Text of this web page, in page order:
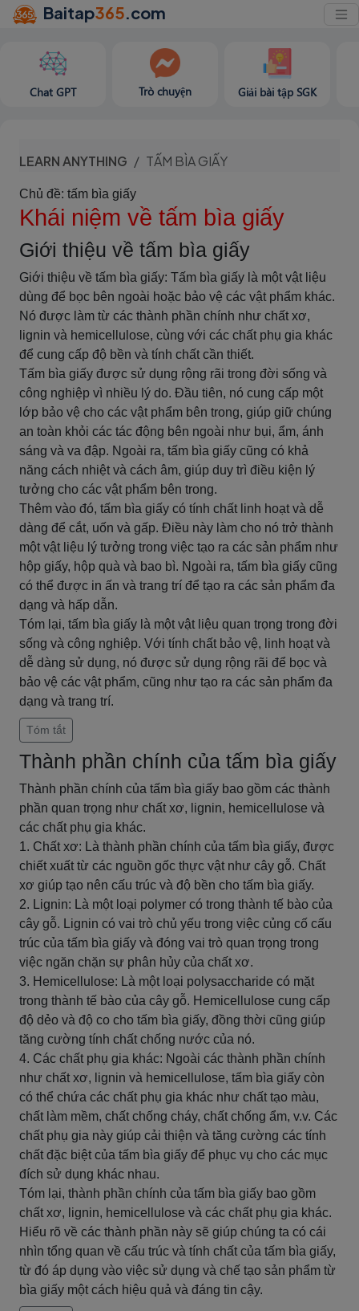
Baitap365.com
Chat GPT Trò chuyện Giải bài tập SGK
LEARN ANYTHING TẤM BÌA GIẤY
Chủ đề: tấm bìa giấy
Khái niệm về tấm bìa giấy
Giới thiệu về tấm bìa giấy
Giới thiệu về tấm bìa giấy: Tấm bìa giấy là một vật liệu
dùng để bọc bên ngoài hoặc bảo vệ các vật phẩm khác.
Nó được làm từ các thành phần chính như chất xơ,
lignin và hemicellulose, cùng với các chất phụ gia khác
để cung cấp độ bền và tính chất cần thiết.
Tấm bìa giấy được sử dụng rộng rãi trong đời sống và
công nghiệp vì nhiều lý do. Đầu tiên, nó cung cấp một
lớp bảo vệ cho các vật phẩm bên trong, giúp giữ chúng
an toàn khỏi các tác động bên ngoài như bụi, ẩm, ánh
sáng và va đập. Ngoài ra, tấm bìa giấy cũng có khả
năng cách nhiệt và cách âm, giúp duy trì điều kiện lý
tưởng cho các vật phẩm bên trong.
Thêm vào đó, tấm bìa giấy có tính chất linh hoạt và dễ
dàng để cắt, uốn và gấp. Điều này làm cho nó trở thành
một vật liệu lý tưởng trong việc tạo ra các sản phẩm như
hộp giấy, hộp quà và bao bì. Ngoài ra, tấm bìa giấy cũng
có thể được in ấn và trang trí để tạo ra các sản phẩm đa
dạng và hấp dẫn.
Tóm lại, tấm bìa giấy là một vật liệu quan trọng trong đời
sống và công nghiệp. Với tính chất bảo vệ, linh hoạt và
dễ dàng sử dụng, nó được sử dụng rộng rãi để bọc và
bảo vệ các vật phẩm, cũng như tạo ra các sản phẩm đa
dạng và trang trí.
Tóm tắt
Thành phần chính của tấm bìa giấy
Thành phần chính của tấm bìa giấy bao gồm các thành
phần quan trọng như chất xơ, lignin, hemicellulose và
các chất phụ gia khác.
1. Chất xơ: Là thành phần chính của tấm bìa giấy, được
chiết xuất từ các nguồn gốc thực vật như cây gỗ. Chất
xơ giúp tạo nên cấu trúc và độ bền cho tấm bìa giấy.
2. Lignin: Là một loại polymer có trong thành tế bào của
cây gỗ. Lignin có vai trò chủ yếu trong việc củng cố cấu
trúc của tấm bìa giấy và đóng vai trò quan trọng trong
việc ngăn chặn sự phân hủy của chất xơ.
3. Hemicellulose: Là một loại polysaccharide có mặt
trong thành tế bào của cây gỗ. Hemicellulose cung cấp
độ dẻo và độ co cho tấm bìa giấy, đồng thời cũng giúp
tăng cường tính chất chống nước của nó.
4. Các chất phụ gia khác: Ngoài các thành phần chính
như chất xơ, lignin và hemicellulose, tấm bìa giấy còn
có thể chứa các chất phụ gia khác như chất tạo màu,
chất làm mềm, chất chống cháy, chất chống ẩm, v.v. Các
chất phụ gia này giúp cải thiện và tăng cường các tính
chất đặc biệt của tấm bìa giấy để phục vụ cho các mục
đích sử dụng khác nhau.
Tóm lại, thành phần chính của tấm bìa giấy bao gồm
chất xơ, lignin, hemicellulose và các chất phụ gia khác.
Hiểu rõ về các thành phần này sẽ giúp chúng ta có cái
nhìn tổng quan về cấu trúc và tính chất của tấm bìa giấy,
từ đó áp dụng vào việc sử dụng và chế tạo sản phẩm từ
bìa giấy một cách hiệu quả và đáng tin cậy.